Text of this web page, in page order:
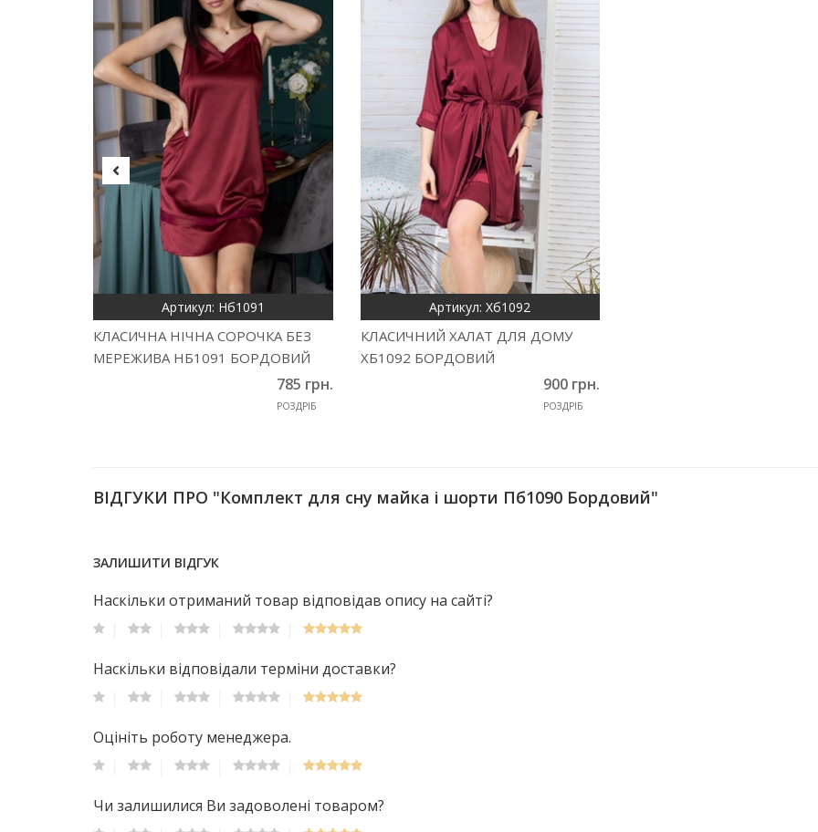
Артикул: Нб1091
КЛАСИЧНА НІЧНА СОРОЧКА БЕЗ
МЕРЕЖИВА НБ1091 БОРДОВИЙ
785 грн.
РОЗДРІБ
Артикул: Хб1092
КЛАСИЧНИЙ ХАЛАТ ДЛЯ ДОМУ
ХБ1092 БОРДОВИЙ
900 грн.
РОЗДРІБ
ВІДГУКИ ПРО "Комплект для сну майка і шорти Пб1090 Бордовий"
ЗАЛИШИТИ ВІДГУК
Наскільки отриманий товар відповідав опису на сайті?
Наскільки відповідали терміни доставки?
Оцініть роботу менеджера.
Чи залишилися Ви задоволені товаром?